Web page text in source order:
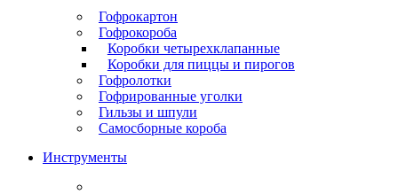
Гофрокартон
Гофрокороба
Коробки четырехклапанные
Коробки для пиццы и пирогов
Гофролотки
Гофрированные уголки
Гильзы и шпули
Самосборные короба
Инструменты